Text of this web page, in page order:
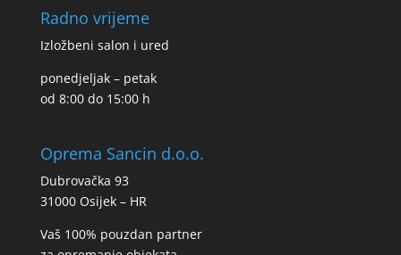
Radno vrijeme
Izložbeni salon i ured
ponedjeljak – petak
od 8:00 do 15:00 h
Oprema Sancin d.o.o.
Dubrovačka 93
31000 Osijek – HR
Vaš 100% pouzdan partner